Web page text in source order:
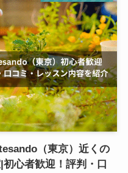
（東京）近くの
心者歓迎！評判・口